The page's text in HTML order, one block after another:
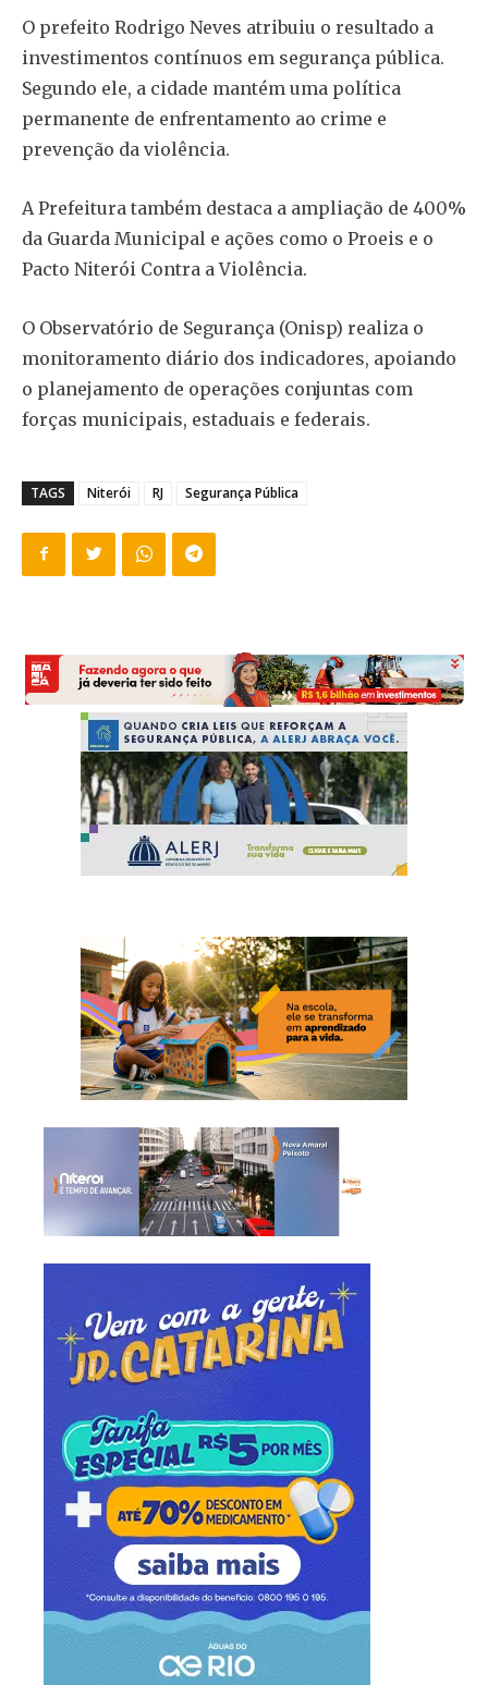
O prefeito Rodrigo Neves atribuiu o resultado a
investimentos contínuos em segurança pública.
Segundo ele, a cidade mantém uma política
permanente de enfrentamento ao crime e
prevenção da violência.
A Prefeitura também destaca a ampliação de 400%
da Guarda Municipal e ações como o Proeis e o
Pacto Niterói Contra a Violência.
O Observatório de Segurança (Onisp) realiza o
monitoramento diário dos indicadores, apoiando
o planejamento de operações conjuntas com
forças municipais, estaduais e federais.
TAGS Niterói RJ Segurança Pública